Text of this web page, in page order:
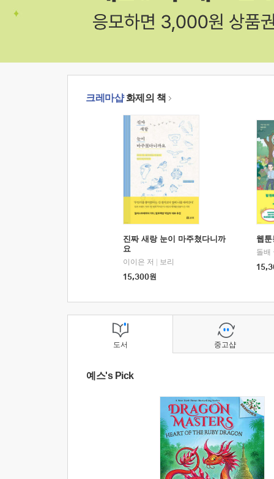
크레마샵화제의 책
진짜 새랑 눈이 마주쳤다니까
요
이이은 저
보리
15,300원
웹
돌배
도서
예스's Pick
중고샵